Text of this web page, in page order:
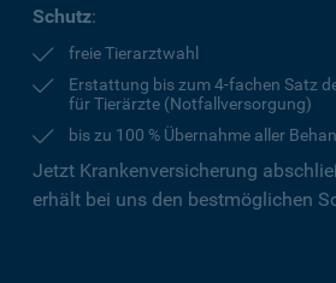
Schutz:
freie Tierarztwahl
Erstattung bis zum 4-fachen Satz
für Tierärzte (Notfallversorgung)
bis zu 100 % Übernahme aller
Jetzt Krankenversicherung
erhält bei uns den bestmöglichen